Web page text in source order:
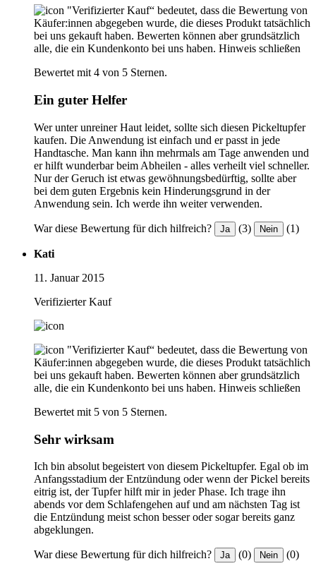
"Verifizierter Kauf“ bedeutet, dass die Bewertung von
Käufer:innen abgegeben wurde, die dieses Produkt tatsächlich
bei uns gekauft haben. Bewerten können aber grundsätzlich
alle, die ein Kundenkonto bei uns haben. Hinweis schließen
Bewertet mit 4 von 5 Sternen.
Ein guter Helfer
Wer unter unreiner Haut leidet, sollte sich diesen Pickeltupfer
kaufen. Die Anwendung ist einfach und er passt in jede
Handtasche. Man kann ihn mehrmals am Tage anwenden und
er hilft wunderbar beim Abheilen - alles verheilt viel schneller.
Nur der Geruch ist etwas gewöhnungsbedürftig, sollte aber
bei dem guten Ergebnis kein Hinderungsgrund in der
Anwendung sein. Ich werde ihn weiter verwenden.
War diese Bewertung für dich hilfreich? Ja (3) Nein (1)
Kati
11. Januar 2015
Verifizierter Kauf
"Verifizierter Kauf“ bedeutet, dass die Bewertung von
Käufer:innen abgegeben wurde, die dieses Produkt tatsächlich
bei uns gekauft haben. Bewerten können aber grundsätzlich
alle, die ein Kundenkonto bei uns haben. Hinweis schließen
Bewertet mit 5 von 5 Sternen.
Sehr wirksam
Ich bin absolut begeistert von diesem Pickeltupfer. Egal ob im
Anfangsstadium der Entzündung oder wenn der Pickel bereits
eitrig ist, der Tupfer hilft mir in jeder Phase. Ich trage ihn
abends vor dem Schlafengehen auf und am nächsten Tag ist
die Entzündung meist schon besser oder sogar bereits ganz
abgeklungen.
War diese Bewertung für dich hilfreich? Ja (0) Nein (0)